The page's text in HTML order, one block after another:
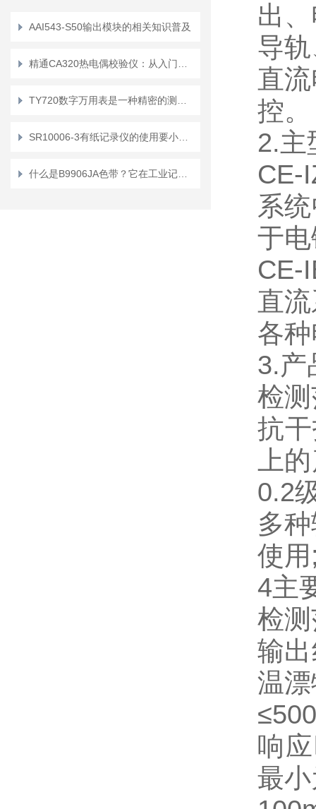
AAI543-S50输出模块的相关知识普及
出
导
直
控。
2.主
CE-
系
于
CE-
直
各
3.产
检
抗
上
0.2
多
使
4主
检
输
温
响
最